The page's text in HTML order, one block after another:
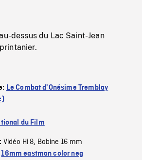
dessus du Lac Saint-Jean
Le Combat d'Onésime Tremblay
du Film
Vidéo Hi 8, Bobine 16 mm
16mm eastman color neg